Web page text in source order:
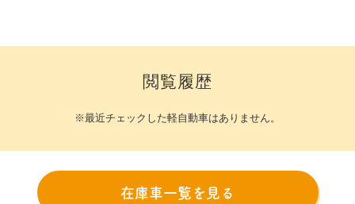
閲覧履歴
※最近チェックした軽自動車はありません。
在庫車一覧を見る